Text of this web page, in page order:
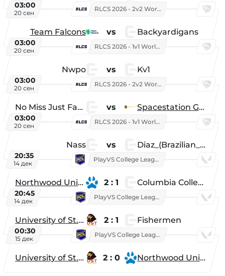
03:00
20 сен
RLCS 2026 - 2v2 World Championship
Team Falcons vs Backyardigans
03:00
20 сен
RLCS 2026 - 1v1 World Championship
Nwpo vs Kv1
03:00
20 сен
RLCS 2026 - 2v2 World Championship
No Miss Just Fake vs Spacestation Gaming
03:00
20 сен
RLCS 2026 - 1v1 World Championship
Nass vs Diaz_(Brazilian_Player)
20:35
14 дек
PlayVS College League 2025: Fall
Northwood University 2 : 1 Columbia College
20:45
14 дек
PlayVS College League 2025: Fall
University of St. Thomas 2 : 1 Fishermen
00:30
15 дек
PlayVS College League 2025: Fall
University of St. Thomas 2 : 0 Northwood University